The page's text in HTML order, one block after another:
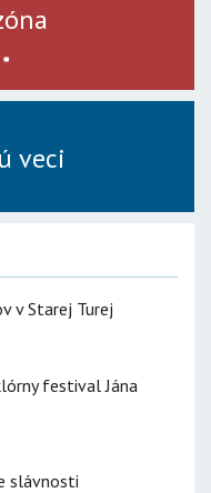
veci
v Starej Turej
festival Jána
slávnosti